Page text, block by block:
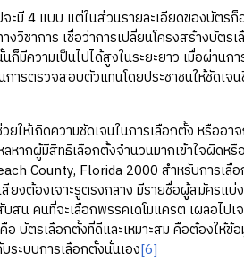
4 แบบ แต่ในส่วนรายละเอียดของบัตรก็อ
วิชาการ เชื่อว่าการเปลี่ยนโครงสร้างบัต
มีความเป็นไปได้สูงในระยะยาว เมื่อผ่าน
รตรวจสอบตัวแทนโดยประชาชนให้ชัดเจ
กิดความชัดเจนในการเลือกตั้ง หรืออาจ
ลหากผู้มีสิทธิเลือกตั้งจำนวนมากเข้าใจผิด
County, Florida 2000 สำหรับการเ
ยงต้องเจาะรูตรงกลาง มีรายชื่อผู้สมัครแบ่
น คนที่จะเลือกพรรคเดโมแครต เผลอไป
อ บัตรเลือกตั้งที่ดีและเหมาะสม คือต้องให้
ะบบการเลือกตั้งนั่นเอง[6]